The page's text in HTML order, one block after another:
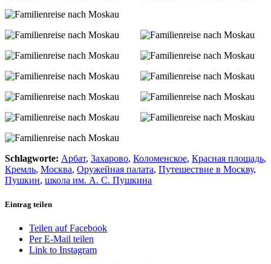
Schlagworte: Арбат, Захарово, Коломенское, Красная площадь,
Кремль, Москва, Оружейная палата, Путешествие в Москву,
Пушкин, школа им. А. С. Пушкина
Eintrag teilen
Teilen auf Facebook
Per E-Mail teilen
Link to Instagram